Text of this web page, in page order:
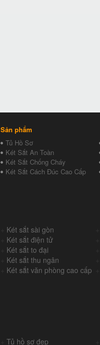
Sản phẩm
Tủ Hồ Sơ
Két Sắt An Toàn
Két Sắt Chống Cháy
Két Sắt Cách Đúc Cao Cấp
Két sắt sài gòn
Két sắt điện tử
Két sắt to đại
Két sắt thu ngân
Két sắt văn phòng cao cấp
Tủ hồ sơ đẹp